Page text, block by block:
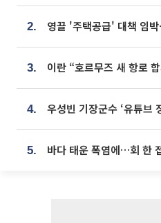
2.
3.
4.
5. 바다 태운 폭염에…회 한